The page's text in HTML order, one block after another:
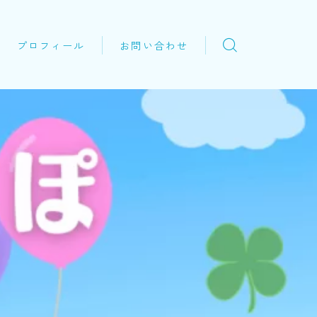
プロフィール お問い合わせ